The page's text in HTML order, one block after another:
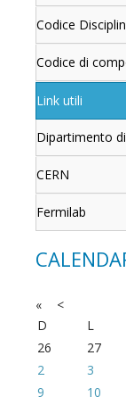
Codice
Codice di
Link utili
Dipartimento
CERN
Fermilab
« <
D
L
26
27
2
3
9
10